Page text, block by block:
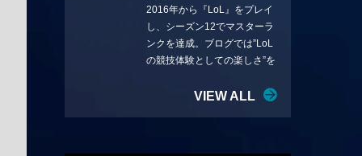
「CREST GAMING」。X：
@mlunias（Photo by
Subaru.F.）
2016年から『LoL』をプレイ
し、シーズン12でマスターラ
ンクを達成。ブログでは”LoL
の競技体験としての楽しさ”を
リーを愛し、元ADCメイン
VIEW ALL